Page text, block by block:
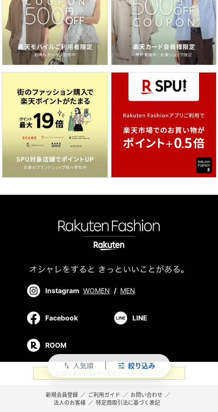
swap_vert 人気順 絞り込み
Instagram WOMEN / MEN
Facebook LINE
ROOM
新規会員登録 ／ ご利用ガイド ／ お問い合わせ ／
法人のお客様 ／ 特定商取引法に基づく表記